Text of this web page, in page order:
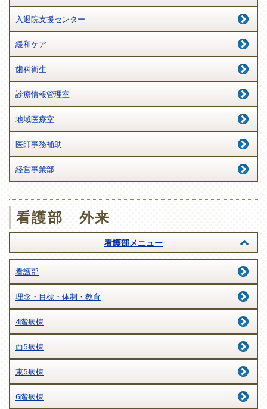
入退院支援センター
緩和ケア
歯科衛生
診療情報管理室
地域医療室
医師事務補助
経営事業部
看護部 外来
看護部メニュー
看護部
理念・目標・体制・教育
4階病棟
西5病棟
東5病棟
6階病棟